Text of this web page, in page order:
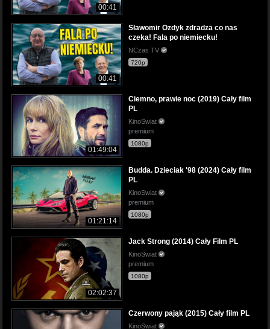
00:41
00:41
Sławomir Ozdyk zdradza co nas
czeka! Fala po niemiecku!
NCzas TV
720p
01:49:04
Ciemno, prawie noc (2019) Cały film
PL
KinoSwiat
premium
1080p
01:21:14
Budda. Dzieciak '98 (2024) Cały film
PL
KinoSwiat
premium
1080p
02:02:37
Jack Strong (2014) Cały Film PL
KinoSwiat
premium
1080p
Czerwony pająk (2015) Cały film PL
KinoSwiat